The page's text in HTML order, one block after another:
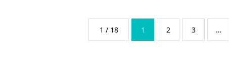
1 / 18 1 2 3 …